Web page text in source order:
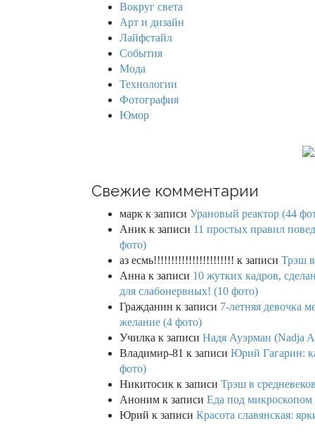
Вокруг света
Арт и дизайн
Лайфстайл
События
Мода
Технологии
Фотография
Юмор
Свежие комментарии
марк к записи Урановый реактор (44
Аник к записи 11 простых правил
фото)
аз есмь!!!!!!!!!!!!!!!!!!!!!!! к записи Трэш в
Анна к записи 10 жутких кадров,
для слабонервных! (10 фото)
Гражданин к записи 7-летняя девочка
желание (4 фото)
Училка к записи Надя Ауэрман (Nadja
Владимир-81 к записи Юрий Гагарин:
фото)
Никитосик к записи Трэш в
Аноним к записи Еда под микроскопом
Юрий к записи Красота славянская: